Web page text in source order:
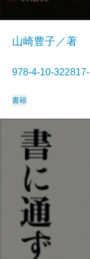
山崎豊子／著
978-4-10-
書籍